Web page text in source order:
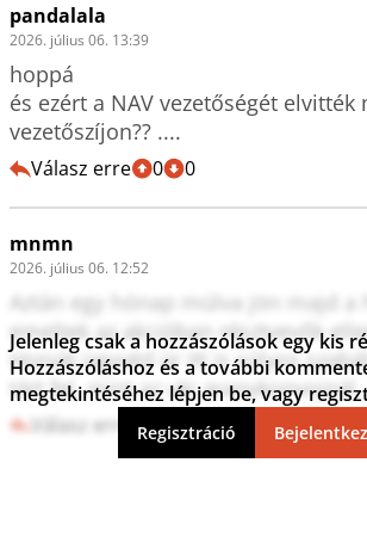
pandalala
2026. július 06. 13:39
hoppá
és ezért a NAV vezetőségét elvitték
vezetőszíjon?? ....
Válasz erre 0 0
mnmn
2026. július 06. 12:52
Aztán egy hónap múlva jön majd a
emeltek az akcióban résztvevők
Horvát ügyvéd úr itt is súlyos
tárt fel, mint az uki aranykonvojnál.
Válasz erre 2 0
Jelenleg csak a hozzászólások egy kis
Hozzászóláshoz és a további
megtekintéséhez lépjen be, vagy
Regisztráció